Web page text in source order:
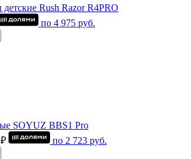
Rush Razor R4PRO
по 4 975 руб.
SOYUZ BBS1 Pro
по 2 723 руб.